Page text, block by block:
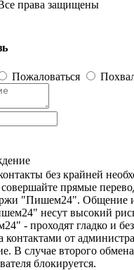
права защищены
Пожаловаться
без крайней
совершайте прямые
"Пишем24". Общение и
несут высокий
- проходят гладко и
контактами от
В случае второго
блокируется.